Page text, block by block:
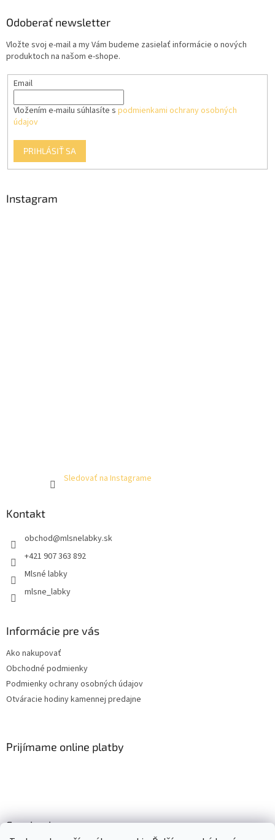
e
r
y
s
Odoberať newsletter
Vložte svoj e-mail a my Vám budeme zasielať informácie o nových
produktoch na našom e-shope.
Email
Vložením e-mailu súhlasíte s podmienkami ochrany osobných
údajov
PRIHLÁSIŤ SA
Instagram
Sledovať na Instagrame
Kontakt
obchod@mlsnelabky.sk
+421 907 363 892
Mlsné labky
mlsne_labky
Informácie pre vás
Ako nakupovať
Obchodné podmienky
Podmienky ochrany osobných údajov
Otváracie hodiny kamennej predajne
Prijímame online platby
Facebook